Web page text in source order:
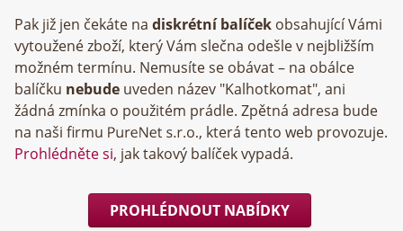
Pak již jen čekáte na diskrétní balíček obsahující Vámi
vytoužené zboží, který Vám slečna odešle v nejbližším
možném termínu. Nemusíte se obávat – na obálce
balíčku nebude uveden název "Kalhotkomat", ani
žádná zmínka o použitém prádle. Zpětná adresa bude
na naši firmu
, která tento web provozuje.
Prohlédněte si, jak takový balíček vypadá.
PROHLÉDNOUT NABÍDKY